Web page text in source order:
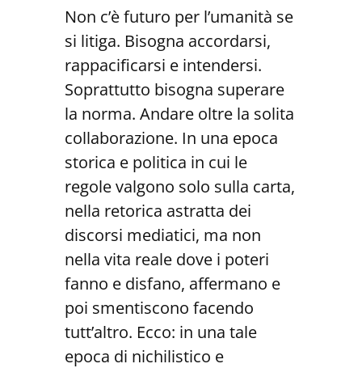
Non c’è futuro per l’umanità se
si litiga. Bisogna accordarsi,
rappacificarsi e intendersi.
Soprattutto bisogna superare
la norma. Andare oltre la solita
collaborazione. In una epoca
storica e politica in cui le
regole valgono solo sulla carta,
nella retorica astratta dei
discorsi mediatici, ma non
nella vita reale dove i poteri
fanno e disfano, affermano e
poi smentiscono facendo
tutt’altro. Ecco: in una tale
epoca di nichilistico e